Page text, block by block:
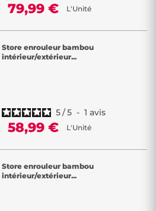
79,99 € L'Unité
Store enrouleur bambou
intérieur/extérieur...
5/5 - 1 avis
58,99 € L'Unité
Store enrouleur bambou
intérieur/extérieur...